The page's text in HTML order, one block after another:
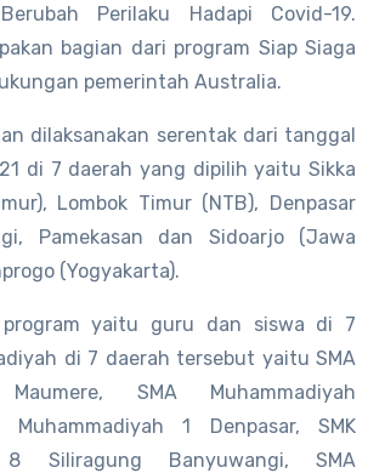
Perilaku Hadapi Covid-19.
bagian dari program Siap Siaga
pemerintah Australia.
dilaksanakan serentak dari tanggal
di 7 daerah yang dipilih yaitu Sikka
Lombok Timur (NTB), Denpasar
Pamekasan dan Sidoarjo (Jawa
(Yogyakarta).
program yaitu guru dan siswa di 7
di 7 daerah tersebut yaitu SMA
Maumere, SMA Muhammadiyah
Muhammadiyah 1 Denpasar, SMK
8 Siliragung Banyuwangi, SMA